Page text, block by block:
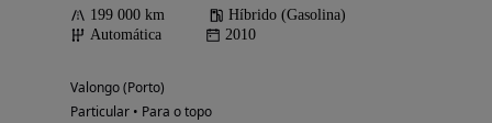
199 000 km
Híbrido (Gasolina)
Automática
2010
Valongo (Porto)
Particular • Para o topo